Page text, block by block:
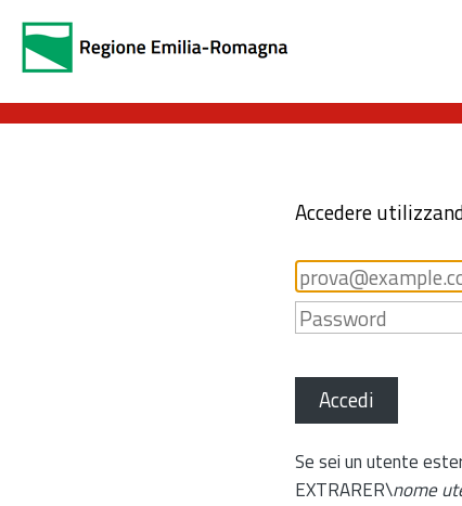
Accedere
Accedi
Se sei un utente
EXTRARER\nome